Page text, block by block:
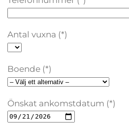
Antal vuxna (*)
Boende (*)
Önskat ankomstdatum (*)